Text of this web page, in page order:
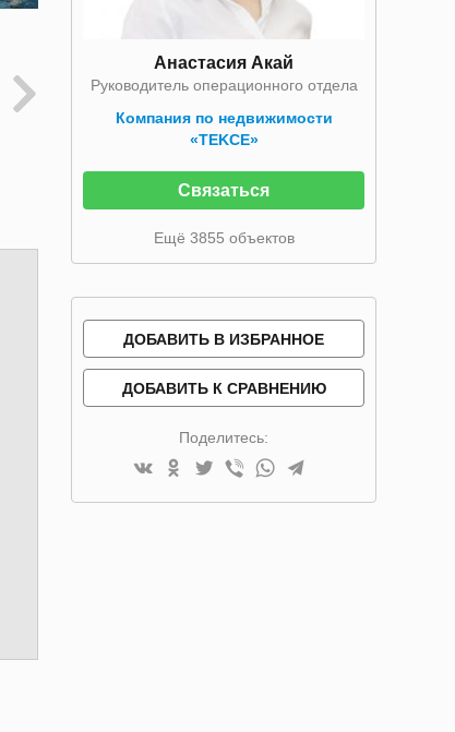
Анастасия Акай
Руководитель операционного отдела
Компания по недвижимости
«TEKCE»
Связаться
Ещё 3855 объектов
ДОБАВИТЬ В ИЗБРАННОЕ
ДОБАВИТЬ К СРАВНЕНИЮ
Поделитесь: